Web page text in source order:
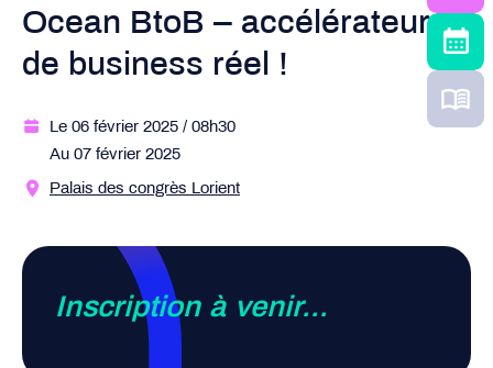
Ocean BtoB – accélérateur
de business réel !
Le 06 février 2025 / 08h30
Au 07 février 2025
Palais des congrès Lorient
Inscription à venir...